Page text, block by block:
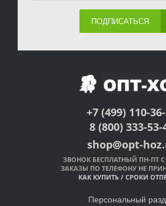
ПОДПИСАТЬСЯ
+7 (499) 110-
8 (800) 333-53-
shop@opt-
ЗВОНОК БЕСПЛАТНЫЙ ПН-ПТ С
ЗАКАЗЫ ПО ТЕЛЕФОНУ НЕ
КАК КУПИТЬ / СРОКИ
Персональный